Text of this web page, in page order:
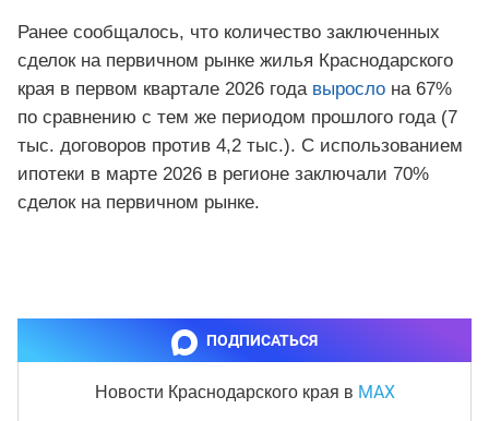
Ранее сообщалось, что количество заключенных
сделок на первичном рынке жилья Краснодарского
края в первом квартале 2026 года выросло на 67%
по сравнению с тем же периодом прошлого года (7
тыс. договоров против 4,2 тыс.). С использованием
ипотеки в марте 2026 в регионе заключали 70%
сделок на первичном рынке.
ПОДПИСАТЬСЯ
Новости Краснодарского края в MAX